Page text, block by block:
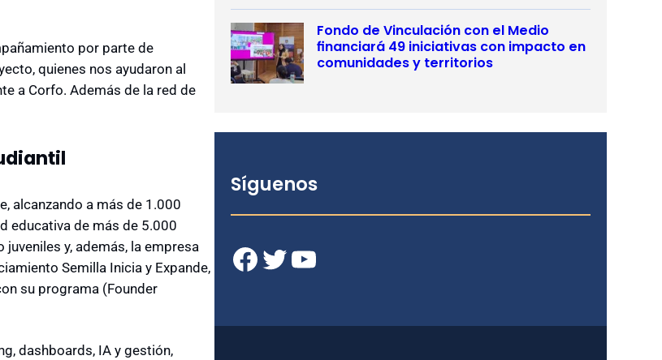
por parte de
quienes nos ayudaron al
a Corfo. Además de la red de
alcanzando a más de 1.000
educativa de más de 5.000
y, además, la empresa
Semilla Inicia y Expande,
su programa (Founder
dashboards, IA y gestión,
Fondo de Vinculación con el Medio
financiará 49 iniciativas con impacto en
comunidades y territorios
Síguenos
Facebook Twitter YouTube